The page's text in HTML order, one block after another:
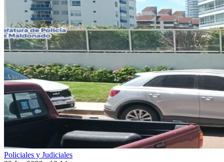
Policiales y Judiciales